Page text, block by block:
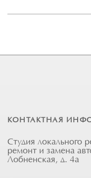
КОНТАКТНАЯ
Студия локального
ремонт и замена
Лобненская, д. 4а